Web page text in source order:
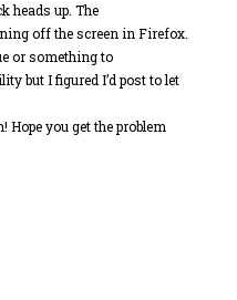
heads up. The
off the screen in Firefox.
or something to
but I figured I’d post to let
Hope you get the problem